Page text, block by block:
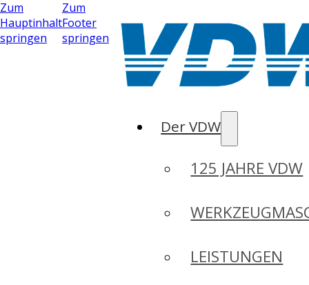
Zum
Hauptinhalt
springen
Zum
Footer
springen
Der VDW
125 JAHRE VDW
LEISTUNGEN